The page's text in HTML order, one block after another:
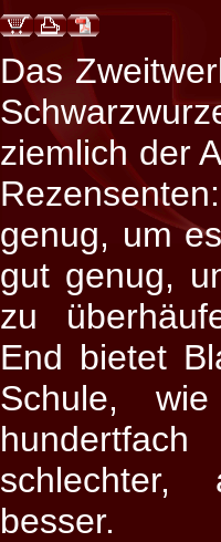
Das
ziemlich der
genug, um
gut genug,
zu
End bietet
Schule,
besser.